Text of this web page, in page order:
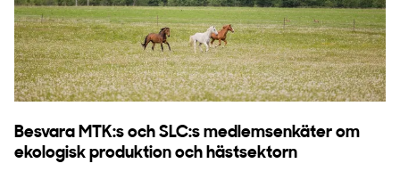
Besvara MTK:s och SLC:s medlemsenkäter om
ekologisk produktion och hästsektorn